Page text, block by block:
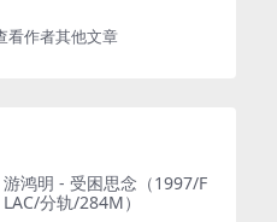
看作者其他文章
游鸿明 - 受困思念（1997/F
LAC/分轨/284M）